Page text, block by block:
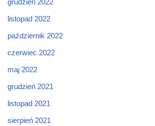
listopad 2022
październik 2022
czerwiec 2022
maj 2022
grudzień 2021
listopad 2021
sierpień 2021